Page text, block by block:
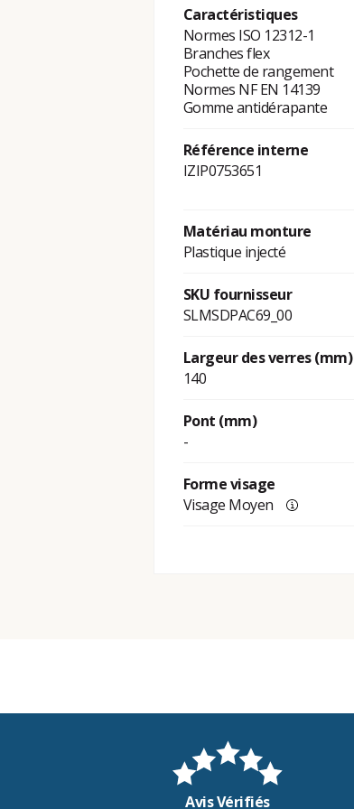
Caractéristiques
Normes ISO 12312-1
Branches flex
Pochette de rangement
Normes NF EN 14139
Gomme antidérapante
Référence interne
IZIP0753651
Matériau monture
Plastique injecté
SKU fournisseur
SLMSDPAC69_00
Largeur des verres (mm)
140
Pont (mm)
-
Forme visage
Visage Moyen
Avis Vérifiés